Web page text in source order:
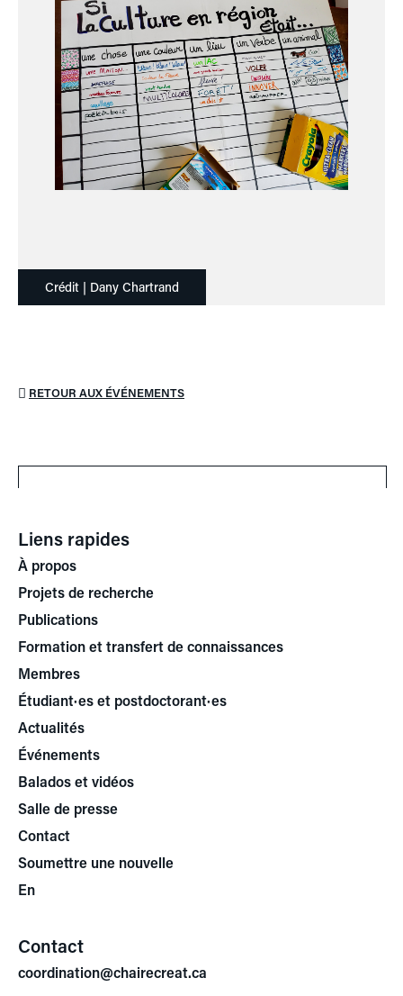
Crédit | Dany Chartrand
RETOUR AUX ÉVÉNEMENTS
Liens rapides
À propos
Projets de recherche
Publications
Formation et transfert de connaissances
Membres
Étudiant·es et postdoctorant·es
Actualités
Événements
Balados et vidéos
Salle de presse
Contact
Soumettre une nouvelle
En
Contact
coordination@chairecreat.ca